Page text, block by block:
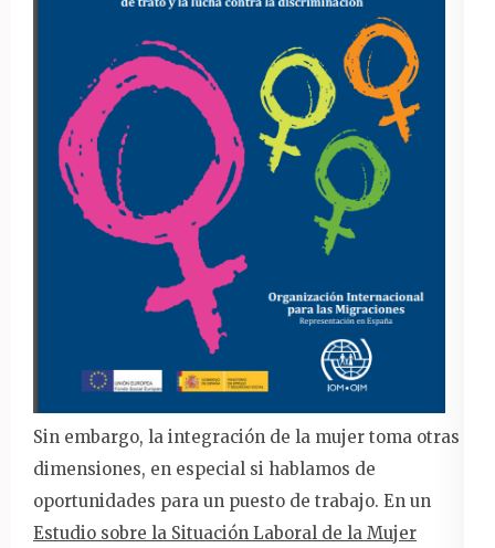
Sin embargo, la integración de la mujer toma otras
dimensiones, en especial si hablamos de
oportunidades para un puesto de trabajo. En un
Estudio sobre la Situación Laboral de la Mujer